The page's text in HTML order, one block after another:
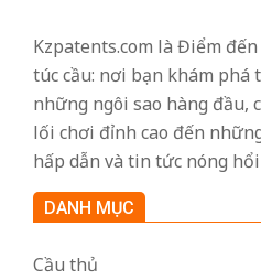
Kzpatents.com là Điểm
túc cầu: nơi bạn khám
những ngôi sao hàng đầu,
lối chơi đỉnh cao đến
hấp dẫn và tin tức nóng
DANH MỤC
Cầu thủ